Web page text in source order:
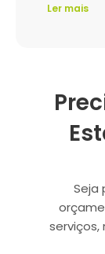
Ler mais
Seja